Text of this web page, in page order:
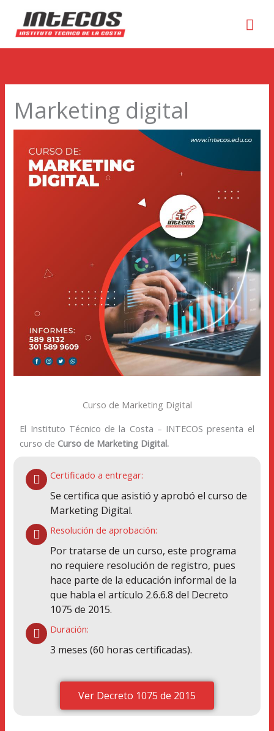
Marketing digital
Curso de Marketing Digital
El Instituto Técnico de la Costa – INTECOS presenta el
curso de Curso de Marketing Digital.
Certificado a entregar:
Se certifica que asistió y aprobó el curso de
Marketing Digital.
Resolución de aprobación:
Por tratarse de un curso, este programa
no requiere resolución de registro, pues
hace parte de la educación informal de la
que habla el artículo 2.6.6.8 del Decreto
1075 de 2015.
Duración:
3 meses (60 horas certificadas).
Ver Decreto 1075 de 2015